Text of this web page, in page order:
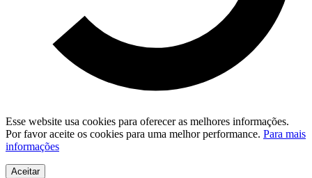
Esse website usa cookies para oferecer as melhores informações.
Por favor aceite os cookies para uma melhor performance. Para mais
informações
Aceitar